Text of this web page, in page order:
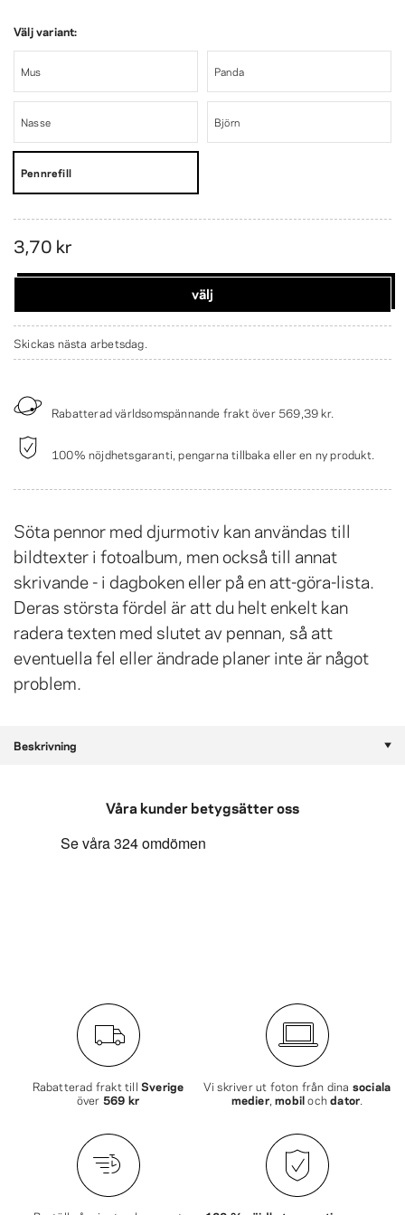
Söta pennor med djurmotiv kan användas till
bildtexter i fotoalbum, men också till annat
skrivande - i dagboken eller på en att-göra-lista.
Deras största fördel är att du helt enkelt kan
radera texten med slutet av pennan, så att
eventuella fel eller ändrade planer inte är något
problem.
Välj variant:
Mus Panda
Nasse Björn
Pennrefill
3,70 kr
välj
Skickas nästa arbetsdag.
Rabatterad världsomspännande frakt över 569,39 kr.
100% nöjdhetsgaranti, pengarna tillbaka eller en ny produkt.
Beskrivning
Våra kunder betygsätter oss
Rabatterad frakt till Sverige
över 569 kr
Vi skriver ut foton från dina sociala
medier,mobilochdator